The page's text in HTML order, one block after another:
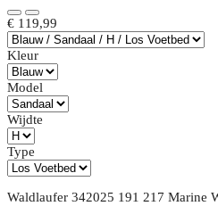
€ 119,99
Kleur
Model
Wijdte
Type
Waldlaufer 342025 191 217 Marine